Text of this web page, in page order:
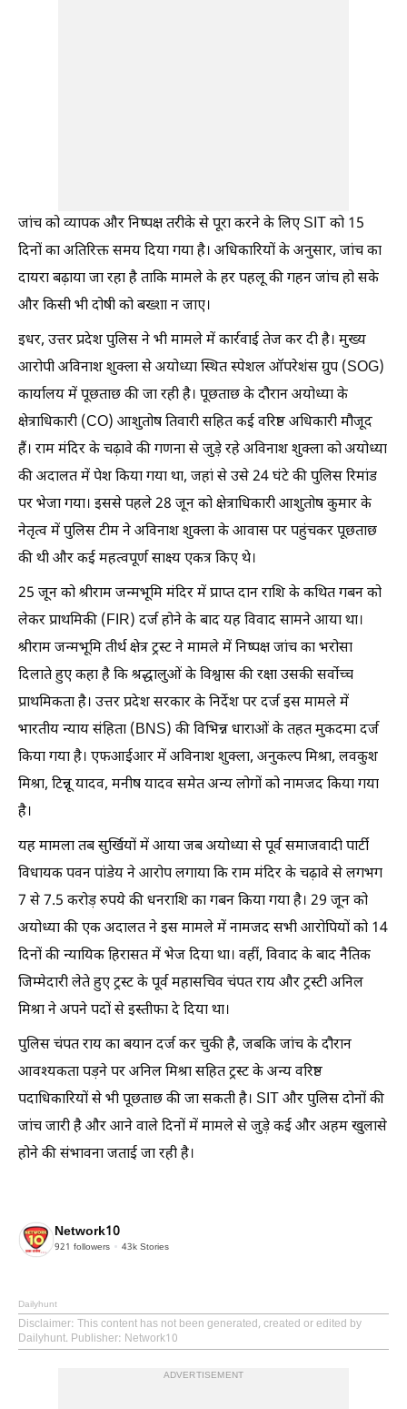
जांच को व्यापक और निष्पक्ष तरीके से पूरा करने के लिए SIT को 15
दिनों का अतिरिक्त समय दिया गया है। अधिकारियों के अनुसार, जांच का
दायरा बढ़ाया जा रहा है ताकि मामले के हर पहलू की गहन जांच हो सके
और किसी भी दोषी को बख्शा न जाए।
इधर, उत्तर प्रदेश पुलिस ने भी मामले में कार्रवाई तेज कर दी है। मुख्य
आरोपी अविनाश शुक्ला से अयोध्या स्थित स्पेशल ऑपरेशंस ग्रुप (SOG)
कार्यालय में पूछताछ की जा रही है। पूछताछ के दौरान अयोध्या के
क्षेत्राधिकारी (CO) आशुतोष तिवारी सहित कई वरिष्ठ अधिकारी मौजूद
हैं। राम मंदिर के चढ़ावे की गणना से जुड़े रहे अविनाश शुक्ला को अयोध्या
की अदालत में पेश किया गया था, जहां से उसे 24 घंटे की पुलिस रिमांड
पर भेजा गया। इससे पहले 28 जून को क्षेत्राधिकारी आशुतोष कुमार के
नेतृत्व में पुलिस टीम ने अविनाश शुक्ला के आवास पर पहुंचकर पूछताछ
की थी और कई महत्वपूर्ण साक्ष्य एकत्र किए थे।
25 जून को श्रीराम जन्मभूमि मंदिर में प्राप्त दान राशि के कथित गबन को
लेकर प्राथमिकी (FIR) दर्ज होने के बाद यह विवाद सामने आया था।
श्रीराम जन्मभूमि तीर्थ क्षेत्र ट्रस्ट ने मामले में निष्पक्ष जांच का भरोसा
दिलाते हुए कहा है कि श्रद्धालुओं के विश्वास की रक्षा उसकी सर्वोच्च
प्राथमिकता है। उत्तर प्रदेश सरकार के निर्देश पर दर्ज इस मामले में
भारतीय न्याय संहिता (BNS) की विभिन्न धाराओं के तहत मुकदमा दर्ज
किया गया है। एफआईआर में अविनाश शुक्ला, अनुकल्प मिश्रा, लवकुश
मिश्रा, टिन्नू यादव, मनीष यादव समेत अन्य लोगों को नामजद किया गया
है।
यह मामला तब सुर्खियों में आया जब अयोध्या से पूर्व समाजवादी पार्टी
विधायक पवन पांडेय ने आरोप लगाया कि राम मंदिर के चढ़ावे से लगभग
7 से 7.5 करोड़ रुपये की धनराशि का गबन किया गया है। 29 जून को
अयोध्या की एक अदालत ने इस मामले में नामजद सभी आरोपियों को 14
दिनों की न्यायिक हिरासत में भेज दिया था। वहीं, विवाद के बाद नैतिक
जिम्मेदारी लेते हुए ट्रस्ट के पूर्व महासचिव चंपत राय और ट्रस्टी अनिल
मिश्रा ने अपने पदों से इस्तीफा दे दिया था।
पुलिस चंपत राय का बयान दर्ज कर चुकी है, जबकि जांच के दौरान
आवश्यकता पड़ने पर अनिल मिश्रा सहित ट्रस्ट के अन्य वरिष्ठ
पदाधिकारियों से भी पूछताछ की जा सकती है। SIT और पुलिस दोनों की
जांच जारी है और आने वाले दिनों में मामले से जुड़े कई और अहम खुलासे
होने की संभावना जताई जा रही है।
Network10
921 followers 43k Stories
Dailyhunt
Disclaimer: This content has not been generated, created or edited by
Dailyhunt. Publisher: Network10
ADVERTISEMENT